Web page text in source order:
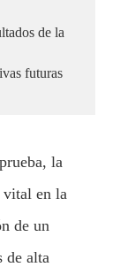
de la
futuras
la
vital en la
de un
de alta